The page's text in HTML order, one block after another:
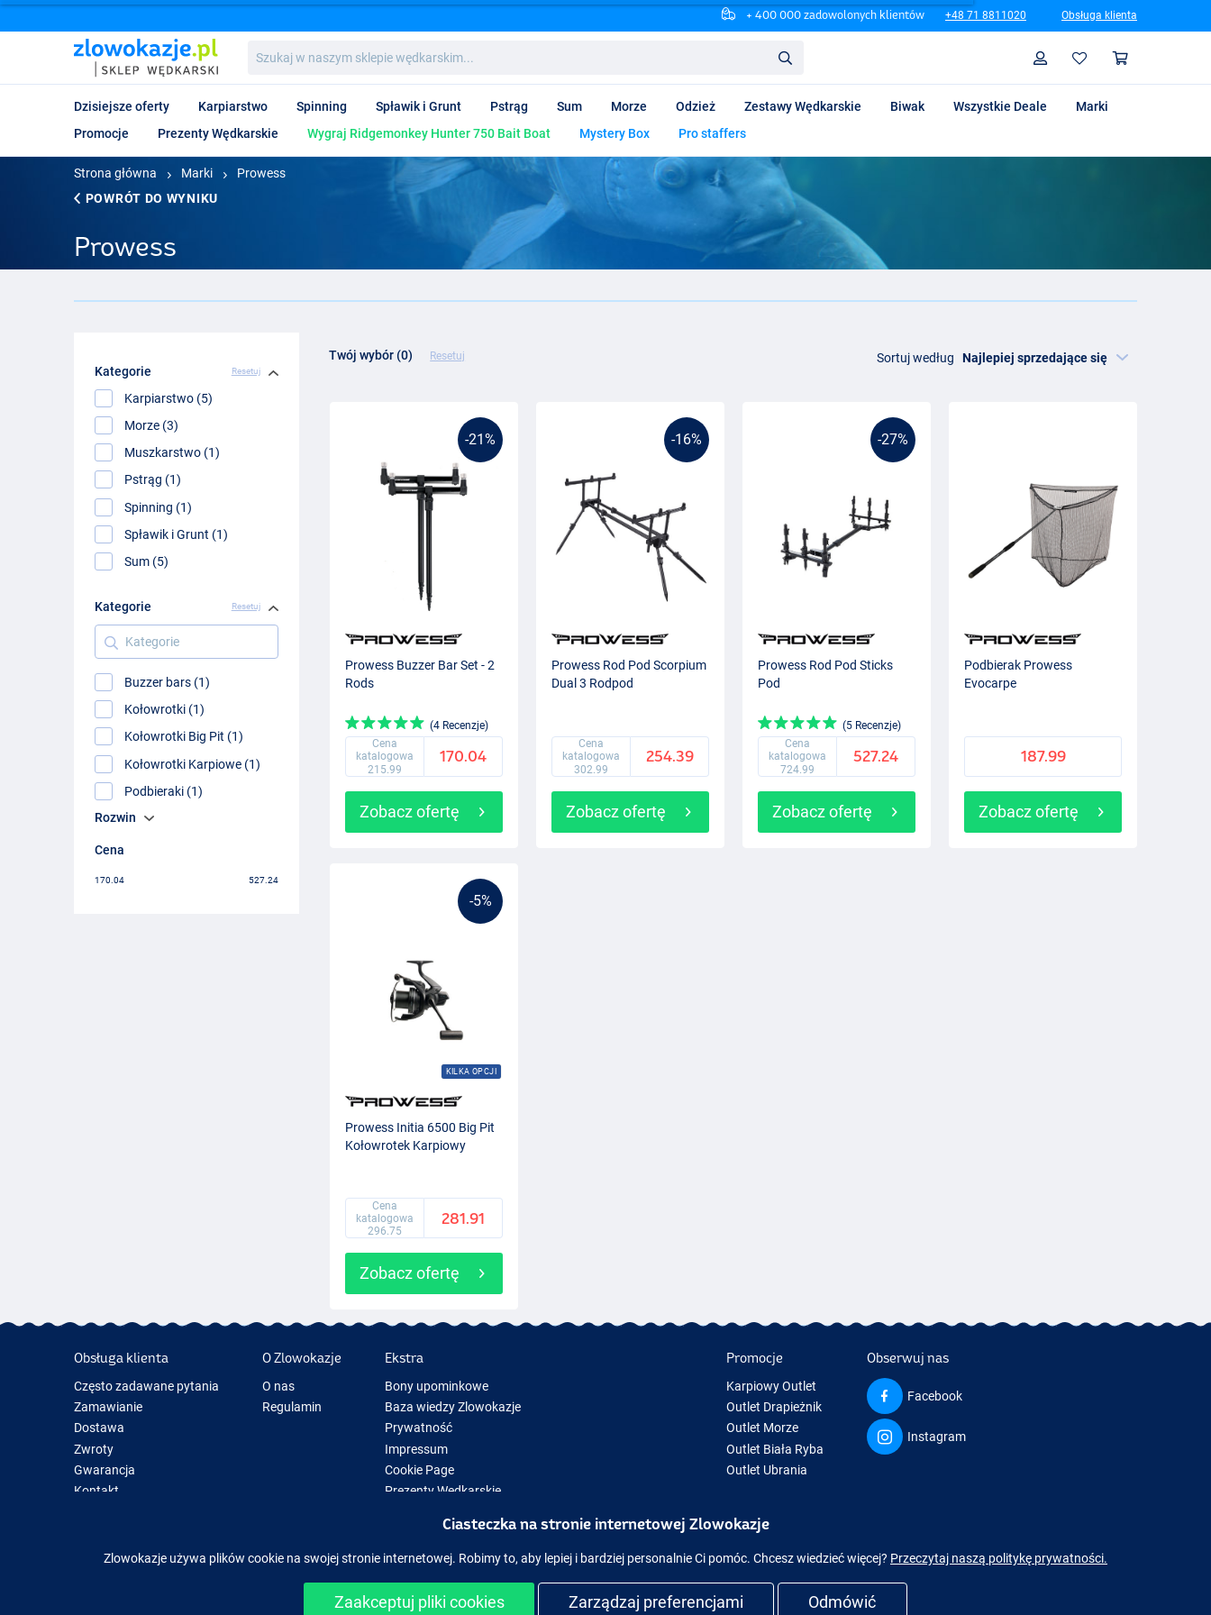
+ 400 000 zadowolonych klientów +48 71 8811020 Obsługa klienta
w
naszym
wędkarskim...
Profil
Dzisiejsze oferty Karpiarstwo Spinning Spławik i Grunt Pstrąg Sum Morze Odzież Zestawy Wędkarskie Biwak Wszystkie Deale
Marki
Promocje
Prezenty Wędkarskie Wygraj Ridgemonkey Hunter 750 Bait Boat Mystery Box Pro staffers
Strona główna Marki
Prowess
POWRÓT DO WYNIKU
Prowess
Kategorie Resetuj
Karpiarstwo (5)
Morze (3)
Muszkarstwo (1)
Pstrąg (1)
Spinning (1)
Spławik i Grunt (1)
Sum (5)
Kategorie Resetuj
Kategorie
Buzzer bars (1)
Kołowrotki (1)
Kołowrotki Big Pit (1)
Kołowrotki Karpiowe (1)
Podbieraki (1)
Rozwin
Cena
170.04 527.24
Twój wybór (0) Resetuj Sortuj według
-21%
Prowess Buzzer Bar Set - 2
Rods
(4 Recenzje)
Cena
katalogowa
215.99
170.04
Zobacz ofertę
-16%
Prowess Rod Pod Scorpium
Dual 3 Rodpod
Cena
katalogowa
302.99
254.39
Zobacz ofertę
-27%
Prowess Rod Pod Sticks
Pod
(5 Recenzje)
Cena
katalogowa
724.99
527.24
Zobacz ofertę
Podbierak Prowess
Evocarpe
187.99
Zobacz ofertę
-5%
KILKA OPCJI
Prowess Initia 6500 Big Pit
Kołowrotek Karpiowy
Cena
katalogowa
296.75
281.91
Zobacz ofertę
Obsługa klienta
Często zadawane pytania
Zamawianie
Dostawa
Zwroty
Gwarancja
Kontakt
O Zlowokazje
O nas
Regulamin
Ekstra
Bony upominkowe
Baza wiedzy Zlowokazje
Prywatność
Impressum
Cookie Page
Prezenty Wędkarskie
Sprzęt wędkarski chwilowo niedostępny w magazynie
Promocje
Karpiowy Outlet
Outlet Drapieżnik
Outlet Morze
Outlet Biała Ryba
Outlet Ubrania
Obserwuj nas
Facebook
Instagram
Łatwe i bezpieczne zakupy
Ciasteczka na stronie internetowej Zlowokazje
Zlowokazje używa plików cookie na swojej stronie internetowej. Robimy to, aby lepiej i bardziej personalnie Ci pomóc. Chcesz wiedzieć więcej? Przeczytaj naszą politykę prywatności.
Zaakceptuj pliki cookies Zarządzaj preferencjami Odmówić